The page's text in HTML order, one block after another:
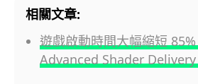
相關文章:
遊戲啟動時間大幅縮短
Advanced Shader